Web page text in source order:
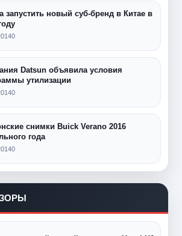
запустить новый суб-бренд в Китае в
0
Datsun объявила условия
утилизации
0
снимки Buick Verano 2016
года
0